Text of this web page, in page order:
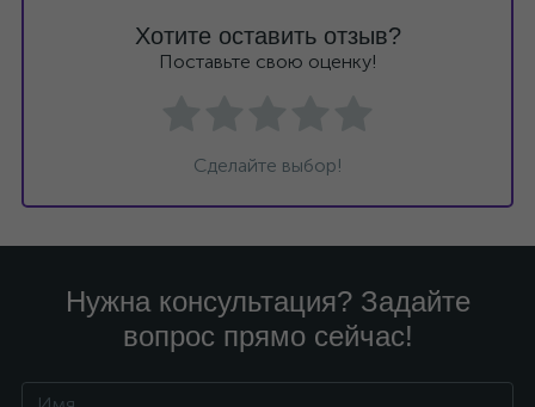
Хотите оставить отзыв?
Поставьте свою оценку!
Сделайте выбор!
Нужна консультация? Задайте
вопрос прямо сейчас!